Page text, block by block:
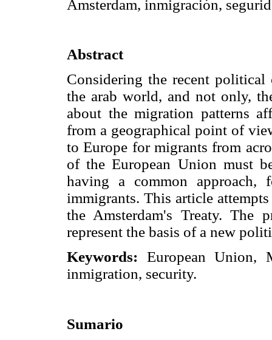
Ámsterdam, inmigración,
Abstract
Considering the recent political
the arab world, and not only,
about the migration patterns
from a geographical point of
to Europe for migrants from
of the European Union must
having a common
immigrants. This article
the Amsterdam's Treaty. The
represent the basis of a new
Keywords: European Union,
inmigration, security.
Sumario